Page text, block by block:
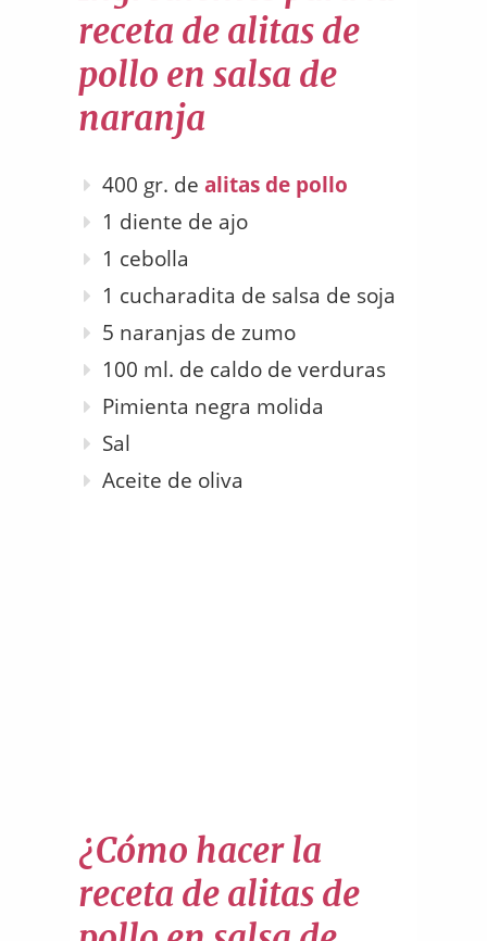
receta de alitas de
pollo en salsa de
naranja
400 gr. de alitas de pollo
1 diente de ajo
1 cebolla
1 cucharadita de salsa de soja
5 naranjas de zumo
100 ml. de caldo de verduras
Pimienta negra molida
Sal
Aceite de oliva
¿Cómo hacer la
receta de alitas de